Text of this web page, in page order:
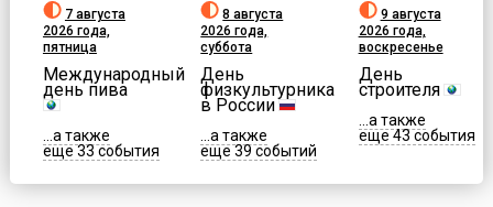
7 августа
2026 года,
пятница
Международный
день пива
...а также
еще 33 события
8 августа
2026 года,
суббота
День
физкультурника
в России
...а также
еще 39 событий
9 августа
2026 года,
воскресенье
День
строителя
...а также
еще 43 события